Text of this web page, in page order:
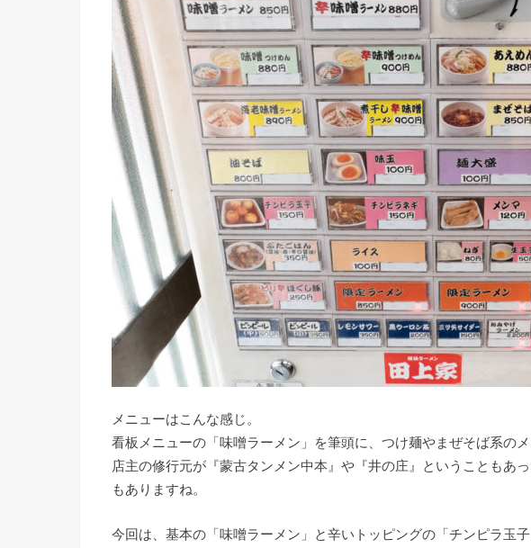
メニューはこんな感じ。
看板メニューの「味噌ラーメン」を筆頭に、つけ麺やまぜそば系のメ
店主の修行元が『蒙古タンメン中本』や『井の庄』ということもあ
もありますね。
今回は、基本の「味噌ラーメン」と辛いトッピングの「チンピラ玉子